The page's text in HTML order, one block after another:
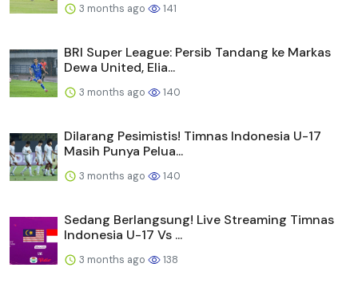
3 months ago 141
BRI Super League: Persib Tandang ke Markas
Dewa United, Elia...
3 months ago 140
Dilarang Pesimistis! Timnas Indonesia U-17
Masih Punya Pelua...
3 months ago 140
Sedang Berlangsung! Live Streaming Timnas
Indonesia U-17 Vs ...
3 months ago 138